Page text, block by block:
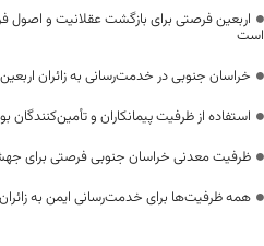
اربعین فرصتی برای بازگشت عقلانیت و
است
خراسان جنوبی در خدمت‌رسانی به زائران
استفاده از ظرفیت پیمانکاران و تأمین‌کنندگان
ظرفیت معدنی خراسان جنوبی فرصتی برای
همه ظرفیت‌ها برای خدمت‌رسانی ایمن به